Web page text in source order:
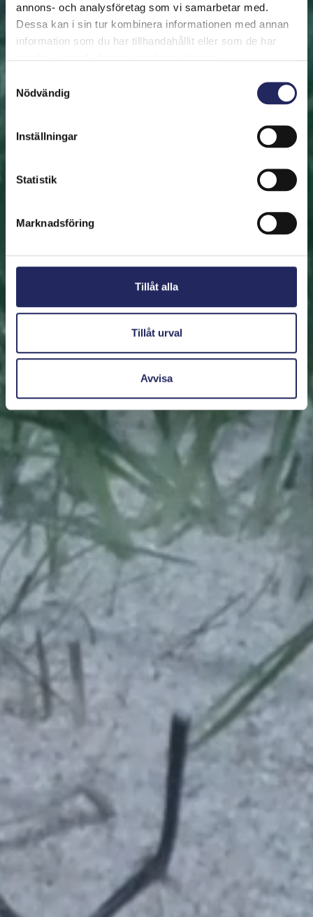
annons- och analysföretag som vi samarbetar med.
Dessa kan i sin tur kombinera informationen med annan
information som du har tillhandahållit eller som de har
Nödvändig
Inställningar
Statistik
Marknadsföring
Tillåt alla
Tillåt urval
Avvisa
FRAMSIDAN HJÄLP ÖSTERSJÖN RÄDDA EN BIT
Rädda en bit
Hjälp oss att rädda Östersjön. Du kan också ge den
räddade biten som en present. En bit av Östersjön är